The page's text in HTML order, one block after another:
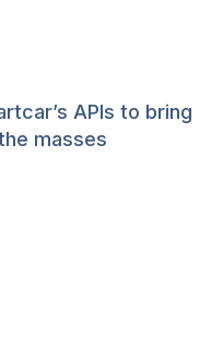
APIs to bring
masses